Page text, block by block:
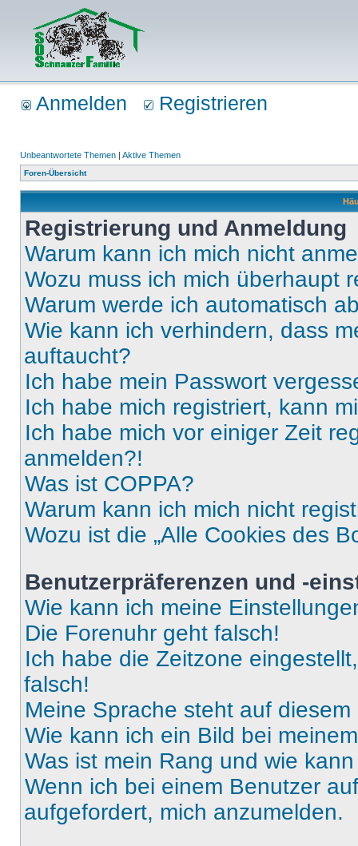
Anmelden Registrieren
Unbeantwortete Themen | Aktive Themen
Foren-Übersicht
Registrierung und Anmeldung
Warum kann ich mich nicht
Wozu muss ich mich überhaupt
Warum werde ich automatisch
Wie kann ich verhindern, dass
auftaucht?
Ich habe mein Passwort
Ich habe mich registriert, kann
Ich habe mich vor einiger Zeit
anmelden?!
Was ist COPPA?
Warum kann ich mich nicht
Wozu ist die „Alle Cookies des
Benutzerpräferenzen und -
Wie kann ich meine
Die Forenuhr geht falsch!
Ich habe die Zeitzone
falsch!
Meine Sprache steht auf
Wie kann ich ein Bild bei
Was ist mein Rang und wie
Wenn ich bei einem Benutzer
aufgefordert, mich anzumelden.